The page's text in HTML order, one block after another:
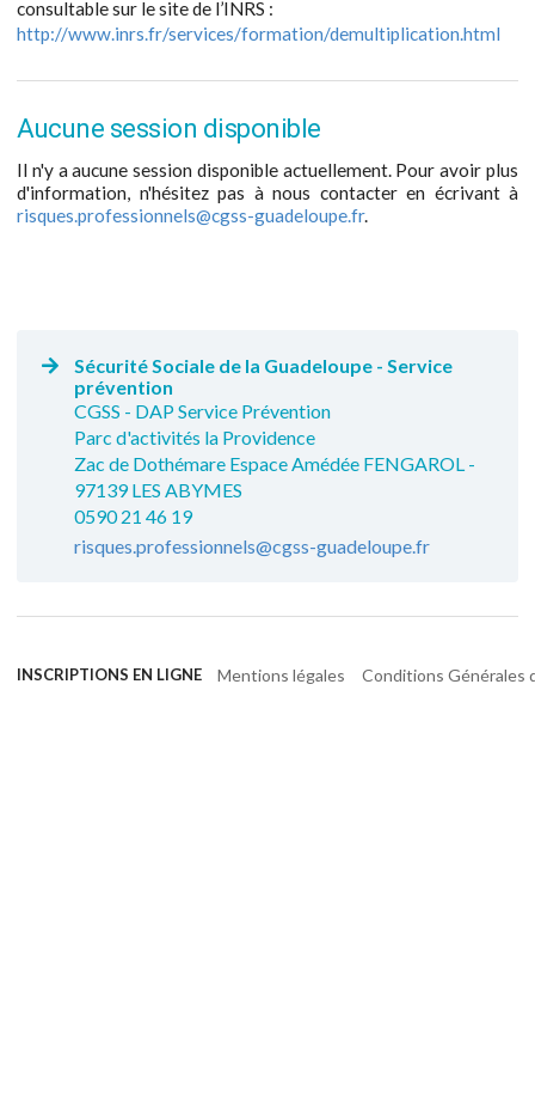
consultable sur le site de l’INRS :
http://www.inrs.fr/services/formation/demultiplication.html
Aucune session disponible
Il n'y a aucune session disponible actuellement. Pour avoir plus
d'information, n'hésitez pas à nous contacter en écrivant à
risques.professionnels@cgss-guadeloupe.fr.
Sécurité Sociale de la Guadeloupe - Service
prévention
CGSS - DAP Service Prévention
Parc d'activités la Providence
Zac de Dothémare Espace Amédée FENGAROL -
97139 LES ABYMES
0590 21 46 19
risques.professionnels@cgss-guadeloupe.fr
INSCRIPTIONS EN LIGNE Mentions légales Conditions Générales